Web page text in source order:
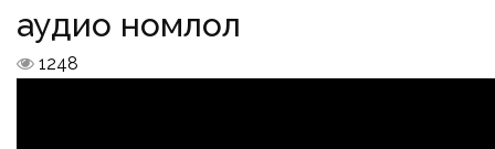
аудио номлол
1248